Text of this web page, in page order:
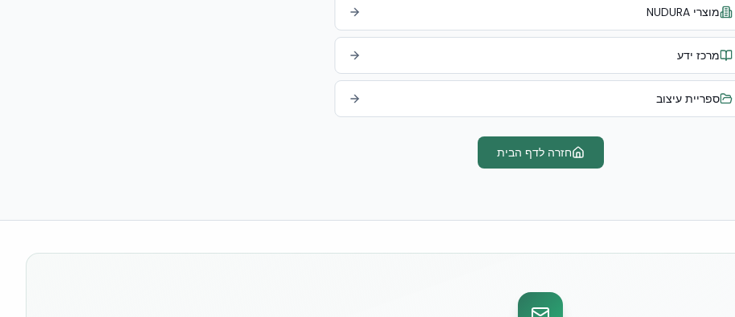
מוצרי NUDURA
מרכז ידע
ספריית עיצוב
חזרה לדף הבית